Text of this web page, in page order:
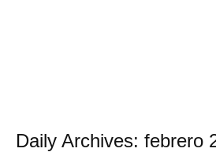
Daily Archives: febrero